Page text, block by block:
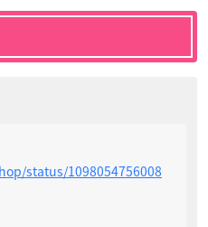
status/1098054756008